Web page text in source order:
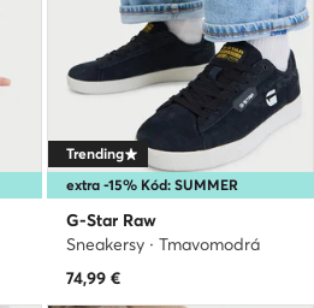
extra -15% Kód: SUMMER
Trending
G-Star Raw
Sneakersy · Tmavomodrá
74,99 €